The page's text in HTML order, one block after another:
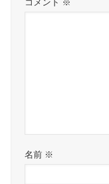
コメント ※
名前 ※